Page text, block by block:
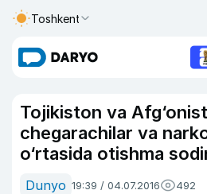
Toshkent
Tojikiston va
chegarachilar va
o‘rtasida otishma
Dunyo 19:39 / 04.07.2016 492